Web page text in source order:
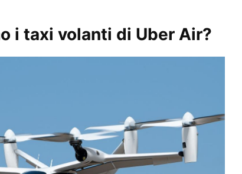
i taxi volanti di Uber Air?